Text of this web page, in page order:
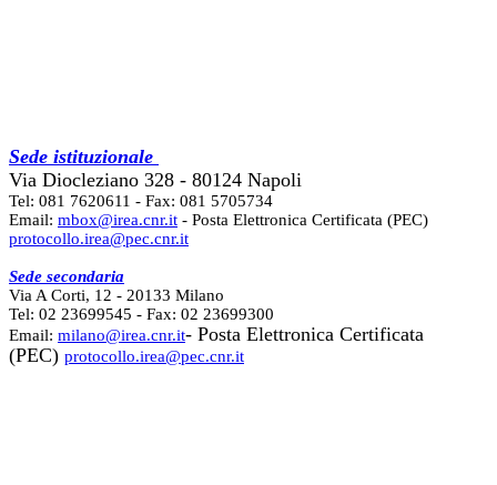
Sede istituzionale
Via Diocleziano 328 - 80124 Napoli
Tel: 081 7620611 - Fax: 081 5705734
Email: mbox@irea.cnr.it - Posta Elettronica Certificata (PEC)
protocollo.irea@pec.cnr.it
Sede secondaria
Via A Corti, 12 - 20133 Milano
Tel: 02 23699545 - Fax: 02 23699300
Email: milano@irea.cnr.it- Posta Elettronica Certificata
(PEC) protocollo.irea@pec.cnr.it